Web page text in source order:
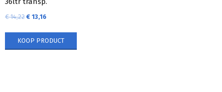
€14,22 € 13,16
KOOP PRODUCT